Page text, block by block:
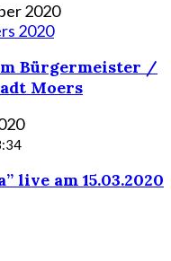
2020
Bürgermeister /
Moers
live am 15.03.2020